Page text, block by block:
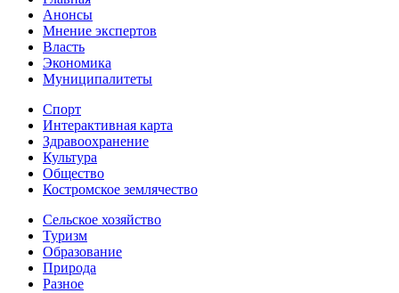
Анонсы
Мнение экспертов
Власть
Экономика
Муниципалитеты
Спорт
Интерактивная карта
Здравоохранение
Культура
Общество
Костромское землячество
Сельское хозяйство
Туризм
Образование
Природа
Разное